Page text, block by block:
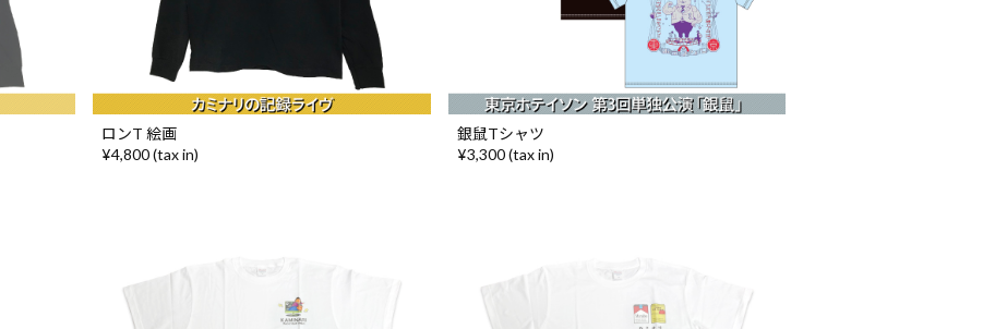
ロンT 絵画
¥4,800 (tax in)
銀鼠Tシャツ
¥3,300 (tax in)